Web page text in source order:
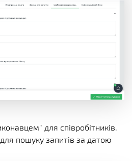
для співробітників.
пошуку запитів за датою